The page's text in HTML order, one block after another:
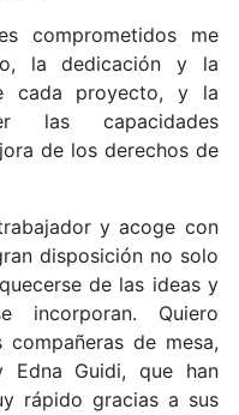
comprometidos me
la dedicación y la
cada proyecto, y la
las capacidades
de los derechos de
y acoge con
disposición no solo
de las ideas y
incorporan. Quiero
de mesa,
Edna Guidi, que han
rápido gracias a sus